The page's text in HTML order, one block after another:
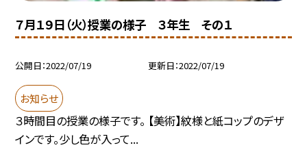
７月１９日（火）授業の様子 ３年生 その１
公開日 2022/07/19 更新日 2022/07/19
お知らせ
３時間目の授業の様子です。 【美術】紋様と紙コップのデザ
インです。少し色が入って...